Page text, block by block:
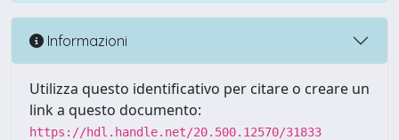
Informazioni
Utilizza questo identificativo per citare o creare un
link a questo documento:
https://hdl.handle.net/20.500.12570/31833